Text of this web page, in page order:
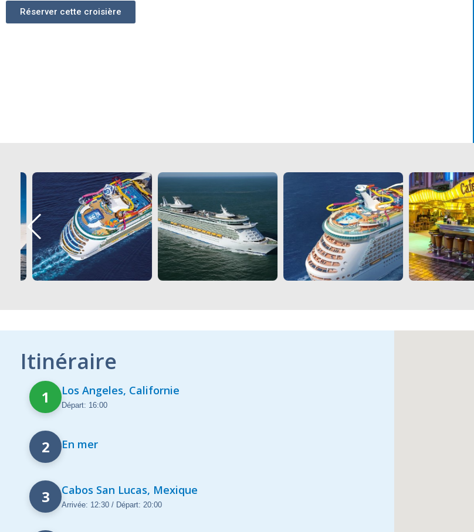
Réserver cette croisière
Itinéraire
1 Los Angeles, Californie
Départ: 16:00
2 En mer
3 Cabos San Lucas, Mexique
Arrivée: 12:30 / Départ: 20:00